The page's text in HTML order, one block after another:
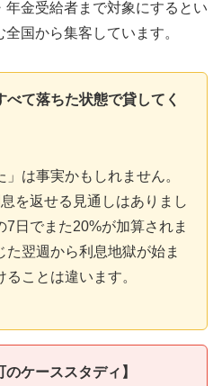
年金受給者まで対象にするとい
国から集客しています。
べて落ちた状態で貸してく
」は事実かもしれません。
を返せる見通しはありまし
日でまた20%が加算されま
翌週から利息地獄が始ま
ことは違います。
ケーススタディ】